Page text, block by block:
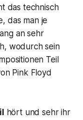
das technisch
das man je
an sehr
wodurch sein
Teil
Pink Floyd
hört und sehr ihr